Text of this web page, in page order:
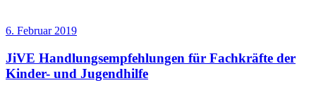
6. Februar 2019
JiVE Handlungsempfehlungen für Fachkräfte der
Kinder- und Jugendhilfe